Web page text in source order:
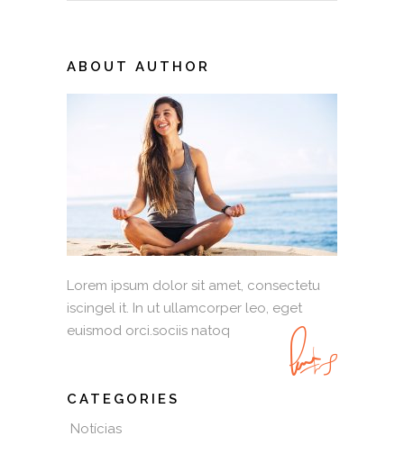
ABOUT AUTHOR
Lorem ipsum dolor sit amet, consectetu
iscingel it. In ut ullamcorper leo, eget
euismod orci.sociis natoq
CATEGORIES
Notícias